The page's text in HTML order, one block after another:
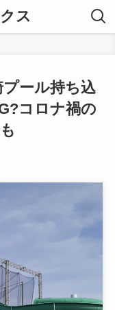
ス
ール持ち込
コロナ禍の